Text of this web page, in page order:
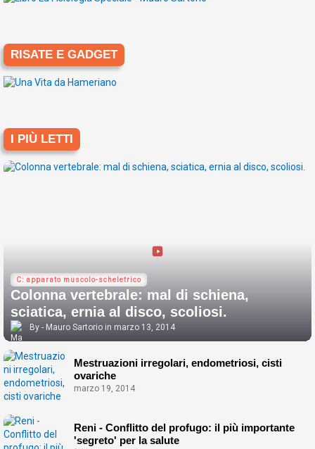
RISATE E GADGET
I PIÙ LETTI
C: apparato muscolo-scheletrico
Colonna vertebrale: mal di schiena,
sciatica, ernia al disco, scoliosi.
Mauro Sartorio marzo 13, 2014
Mestruazioni irregolari, endometriosi, cisti
ovariche
marzo 19, 2014
Reni - Conflitto del profugo: il più importante
'segreto' per la salute